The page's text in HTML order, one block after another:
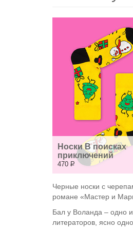
Носки В поисках
приключений
470 Р
Черные носки с
романе «Мастер и
Бал у Воланда – одно
литераторов, ясно